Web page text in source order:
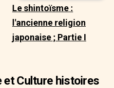
Le shintoïsme :
l'ancienne religion
japonaise ; Partie I
et Culture histoires